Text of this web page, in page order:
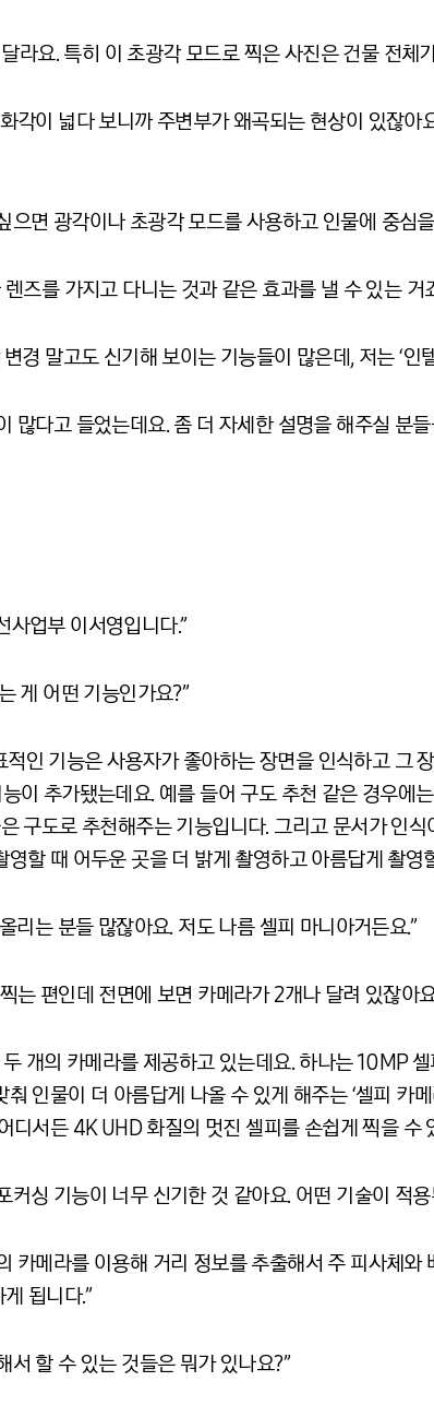
라요. 특히 이 초광각 모드로 찍은 사진은 건물 전체
각이 넓다 보니까 주변부가 왜곡되는 현상이 있잖
으면 광각이나 초광각 모드를 사용하고 인물에 중심
즈를 가지고 다니는 것과 같은 효과를 낼 수 있는 거
경 말고도 신기해 보이는 기능들이 많은데, 저는 ‘인
많다고 들었는데요. 좀 더 자세한 설명을 해주실 분
사업부 이서영입니다.”
게 어떤 기능인가요?”
인 기능은 사용자가 좋아하는 장면을 인식하고 그
이 추가됐는데요. 예를 들어 구도 추천 같은 경우에
구도로 추천해주는 기능입니다. 그리고 문서가 인
할 때 어두운 곳을 더 밝게 촬영하고 아름답게 촬영
리는 분들 많잖아요. 저도 나름 셀피 마니아거든요.”
는 편인데 전면에 보면 카메라가 2개나 달려 있잖아
개의 카메라를 제공하고 있는데요. 하나는 10MP
인물이 더 아름답게 나올 수 있게 해주는 ‘셀피 카
디서든 4K UHD 화질의 멋진 셀피를 손쉽게 찍을 수
커싱 기능이 너무 신기한 것 같아요. 어떤 기술이 적
카메라를 이용해 거리 정보를 추출해서 주 피사체
됩니다.”
서 할 수 있는 것들은 뭐가 있나요?”